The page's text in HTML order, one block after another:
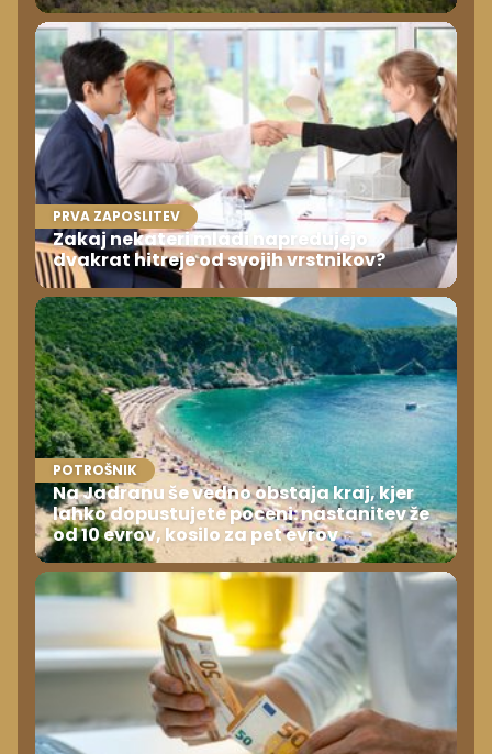
PRVA ZAPOSLITEV
Zakaj nekateri mladi napredujejo
dvakrat hitreje od svojih vrstnikov?
POTROŠNIK
Na Jadranu še vedno obstaja kraj, kjer
lahko dopustujete poceni: nastanitev že
od 10 evrov, kosilo za pet evrov